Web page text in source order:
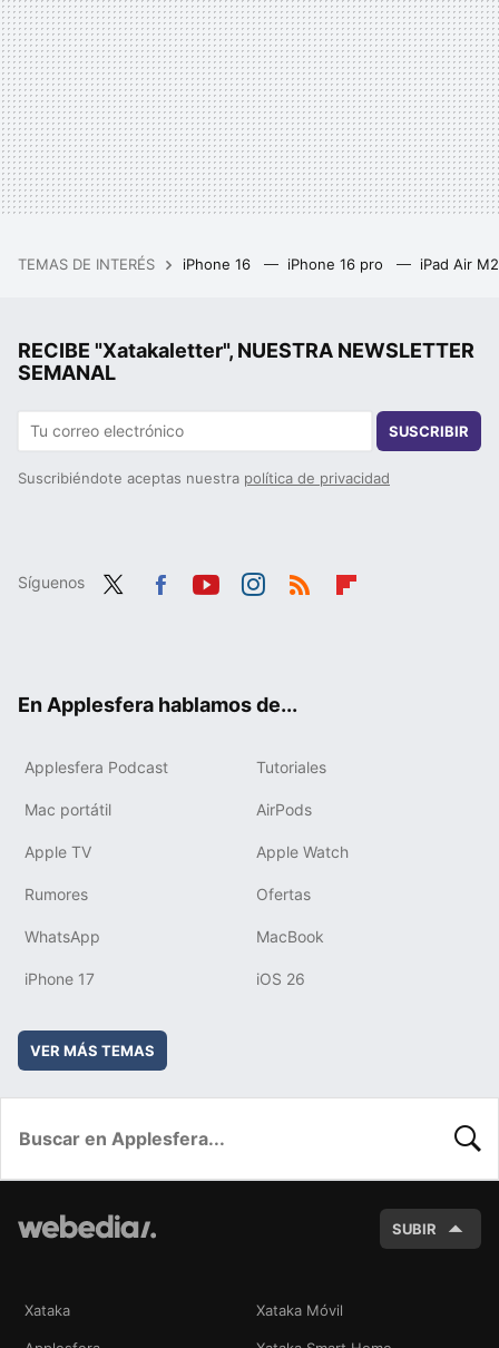
TEMAS DE INTERÉS iPhone 16 iPhone 16 pro iPad Air
RECIBE "Xatakaletter", NUESTRA NEWSLETTER
SEMANAL
SUSCRIBIR
Suscribiéndote aceptas nuestra política de privacidad
Síguenos
En Applesfera hablamos de...
Applesfera Podcast Tutoriales
Mac portátil AirPods
Apple TV Apple Watch
Rumores Ofertas
WhatsApp MacBook
iPhone 17 iOS 26
VER MÁS TEMAS
SUBIR
Xataka Xataka Móvil